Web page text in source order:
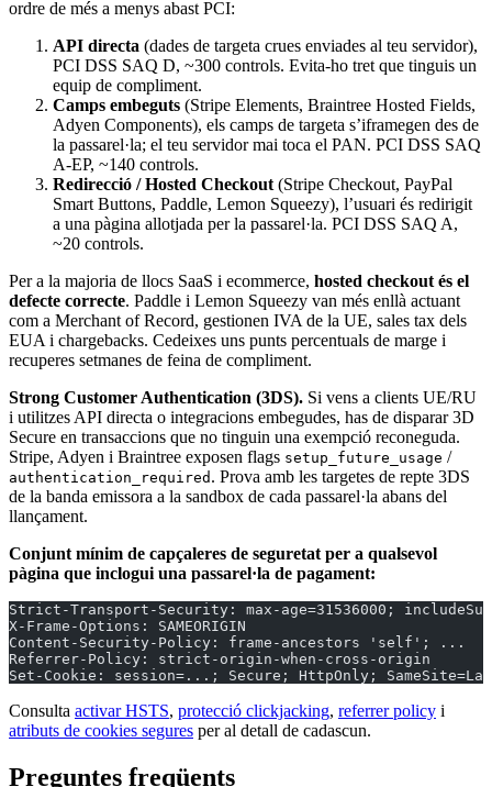
ordre de més a menys abast PCI:
API directa (dades de targeta crues enviades al teu servidor),
PCI DSS SAQ D, ~300 controls. Evita-ho tret que tinguis un
equip de compliment.
Camps embeguts (Stripe Elements, Braintree Hosted Fields,
Adyen Components), els camps de targeta s’iframegen des de
la passarel·la; el teu servidor mai toca el PAN. PCI DSS SAQ
A-EP, ~140 controls.
Redirecció / Hosted Checkout (Stripe Checkout, PayPal
Smart Buttons, Paddle, Lemon Squeezy), l’usuari és redirigit
a una pàgina allotjada per la passarel·la. PCI DSS SAQ A,
~20 controls.
Per a la majoria de llocs SaaS i ecommerce, hosted checkout és el
defecte correcte. Paddle i Lemon Squeezy van més enllà actuant
com a Merchant of Record, gestionen IVA de la UE, sales tax dels
EUA i chargebacks. Cedeixes uns punts percentuals de marge i
recuperes setmanes de feina de compliment.
Strong Customer Authentication (3DS). Si vens a clients UE/RU
i utilitzes API directa o integracions embegudes, has de disparar 3D
Secure en transaccions que no tinguin una exempció reconeguda.
Stripe, Adyen i Braintree exposen flags setup_future_usage /
authentication_required . Prova amb les targetes de repte 3DS
de la banda emissora a la sandbox de cada passarel·la abans del
llançament.
Conjunt mínim de capçaleres de seguretat per a qualsevol
pàgina que inclogui una passarel·la de pagament:
Strict-Transport-Security: max-age=31536000;
X-Frame-Options: SAMEORIGIN
Content-Security-Policy: frame-ancestors 'self'; ...
Referrer-Policy: strict-origin-when-cross-origin
Set-Cookie: session=...; Secure; HttpOnly; SameSite=Lax
Consulta activar HSTS, protecció clickjacking, referrer policy i
atributs de cookies segures per al detall de cadascun.
Preguntes freqüents